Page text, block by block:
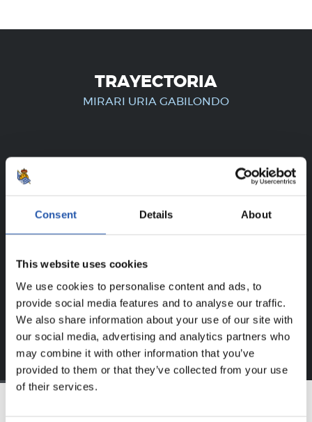
Consent Details About
This website uses cookies
We use cookies to personalise content and ads, to
provide social media features and to analyse our traffic.
We also share information about your use of our site with
our social media, advertising and analytics partners who
may combine it with other information that you’ve
provided to them or that they’ve collected from your use
of their services.
TRAYECTORIA
MIRARI URIA GABILONDO
¡SOLO PARA USUARIOS
Regístrate haciendo clic en el
contenido exclusivo para ti.